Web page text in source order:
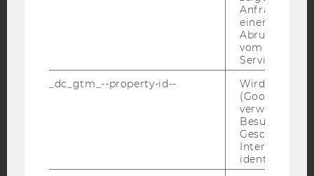
Bluesky
BARRIEREFREIHEITSERKLÄRUNG WEBSEITE
DATENSCHUTZERKLÄRUNG SOCIAL MEDIA
Anfrage im
einen Fehler
Abrufen
vom AMP
Service an.
_dc_gtm_--property-id--
Wird von
(Google Tag
verwendet,
Besucher
Geschlecht
Interessen zu
identifizieren.